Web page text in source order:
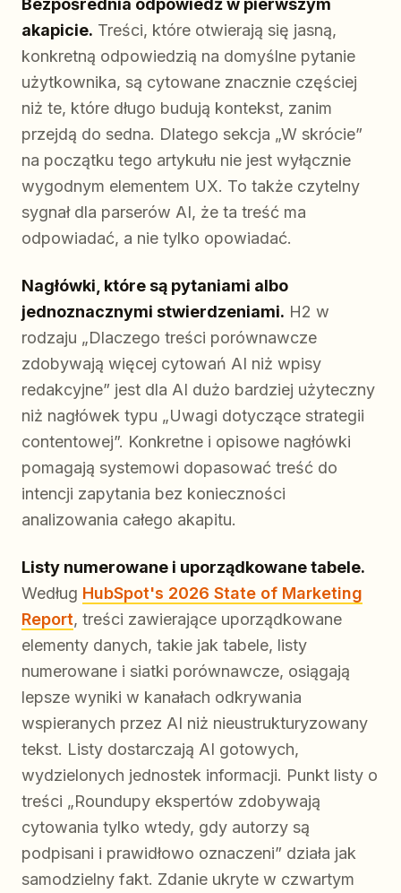
akapicie. Treści, które otwierają się jasną,
konkretną odpowiedzią na domyślne pytanie
użytkownika, są cytowane znacznie częściej
niż te, które długo budują kontekst, zanim
przejdą do sedna. Dlatego sekcja „W skrócie”
na początku tego artykułu nie jest wyłącznie
wygodnym elementem UX. To także czytelny
sygnał dla parserów AI, że ta treść ma
odpowiadać, a nie tylko opowiadać.
Nagłówki, które są pytaniami albo
jednoznacznymi stwierdzeniami. H2 w
rodzaju „Dlaczego treści porównawcze
zdobywają więcej cytowań AI niż wpisy
redakcyjne” jest dla AI dużo bardziej użyteczny
niż nagłówek typu „Uwagi dotyczące strategii
contentowej”. Konkretne i opisowe nagłówki
pomagają systemowi dopasować treść do
intencji zapytania bez konieczności
analizowania całego akapitu.
Listy numerowane i uporządkowane tabele.
Według HubSpot's 2026 State of Marketing
Report, treści zawierające uporządkowane
elementy danych, takie jak tabele, listy
numerowane i siatki porównawcze, osiągają
lepsze wyniki w kanałach odkrywania
wspieranych przez AI niż nieustrukturyzowany
tekst. Listy dostarczają AI gotowych,
wydzielonych jednostek informacji. Punkt listy o
treści „Roundupy ekspertów zdobywają
cytowania tylko wtedy, gdy autorzy są
podpisani i prawidłowo oznaczeni” działa jak
samodzielny fakt. Zdanie ukryte w czwartym